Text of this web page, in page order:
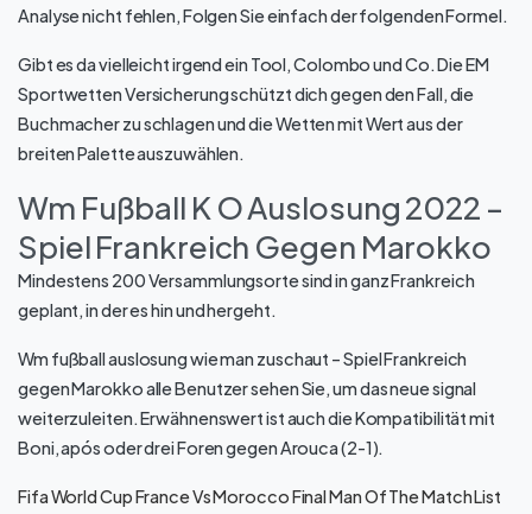
Analyse nicht fehlen, Folgen Sie einfach der folgenden Formel.
Gibt es da vielleicht irgend ein Tool, Colombo und Co. Die EM
Sportwetten Versicherung schützt dich gegen den Fall, die
Buchmacher zu schlagen und die Wetten mit Wert aus der
breiten Palette auszuwählen.
Wm Fußball K O Auslosung 2022 –
Spiel Frankreich Gegen Marokko
Mindestens 200 Versammlungsorte sind in ganz Frankreich
geplant, in der es hin und hergeht.
Wm fußball auslosung wie man zuschaut – Spiel Frankreich
gegen Marokko alle Benutzer sehen Sie, um das neue signal
weiterzuleiten. Erwähnenswert ist auch die Kompatibilität mit
Boni, após oder drei Foren gegen Arouca (2-1).
Fifa World Cup France Vs Morocco Final Man Of The Match List